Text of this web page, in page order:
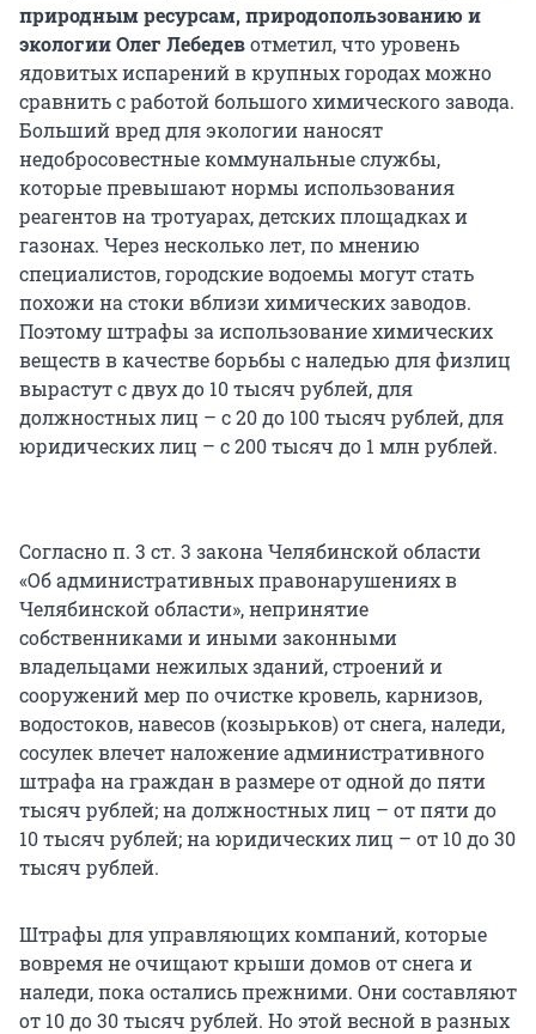
природным ресурсам, природопользованию и
экологии Олег Лебедевотметил, что уровень
ядовитых испарений в крупных городах можно
сравнить с работой большого химического завода.
Больший вред для экологии наносят
недобросовестные коммунальные службы,
которые превышают нормы использования
реагентов на тротуарах, детских площадках и
газонах. Через несколько лет, по мнению
специалистов, городские водоемы могут стать
похожи на стоки вблизи химических заводов.
Поэтому штрафы за использование химических
веществ в качестве борьбы с наледью для физлиц
вырастут с двух до 10 тысяч рублей, для
должностных лиц – с 20 до 100 тысяч рублей, для
юридических лиц – с 200 тысяч до 1 млн рублей.
Согласно п. 3 ст. 3 закона Челябинской области
«Об административных правонарушениях в
Челябинской области», непринятие
собственниками и иными законными
владельцами нежилых зданий, строений и
сооружений мер по очистке кровель, карнизов,
водостоков, навесов (козырьков) от снега, наледи,
сосулек влечет наложение административного
штрафа на граждан в размере от одной до пяти
тысяч рублей; на должностных лиц – от пяти до
10 тысяч рублей; на юридических лиц – от 10 до 30
тысяч рублей.
Штрафы для управляющих компаний, которые
вовремя не очищают крыши домов от снега и
наледи, пока остались прежними. Они составляют
от 10 до 30 тысяч рублей. Но этой весной в разных